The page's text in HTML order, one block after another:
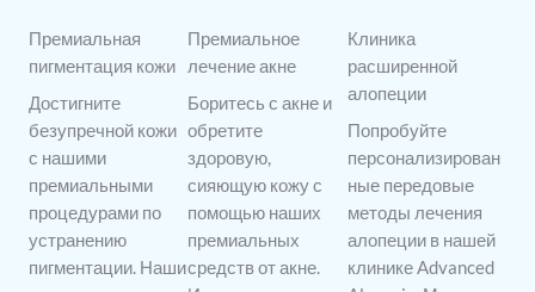
Премиальная
пигментация кожи
Достигните
безупречной кожи
с нашими
премиальными
процедурами по
устранению
пигментации. Наши
Премиальное
лечение акне
Боритесь с акне и
обретите
здоровую,
сияющую кожу с
помощью наших
премиальных
средств от акне.
Клиника
расширенной
алопеции
Попробуйте
персонализирован
ные передовые
методы лечения
алопеции в нашей
клинике Advanced